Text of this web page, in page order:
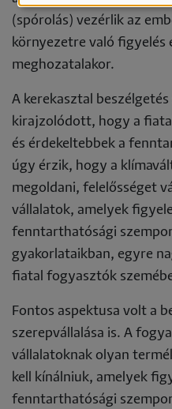
(spórolás) vezérlik az
környezetre való figyelés
meghozatalakor.
A kerekasztal
kirajzolódott, hogy a
és érdekeltebbek a
úgy érzik, hogy a
megoldani, felelősséget
vállalatok, amelyek
fenntarthatósági
gyakorlataikban, egyre
fiatal fogyasztók
Fontos aspektusa volt a
szerepvállalása is. A
vállalatoknak olyan
kell kínálniuk, amelyek
fenntarthatósági